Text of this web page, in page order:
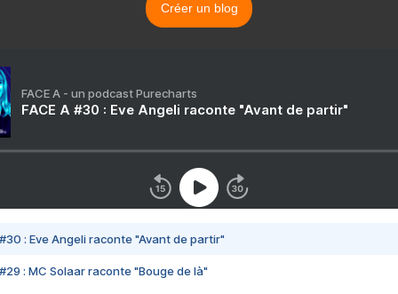
Créer un blog
FACE A - un podcast Purecharts
FACE A #30 : Eve Angeli raconte "Avant de partir"
#30 : Eve Angeli raconte "Avant de partir"
#29 : MC Solaar raconte "Bouge de là"